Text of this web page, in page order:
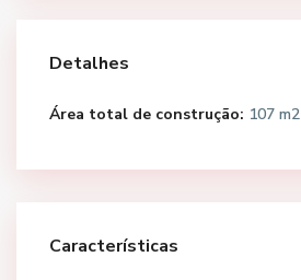
Detalhes
Área total de construção: 107 m2
Características